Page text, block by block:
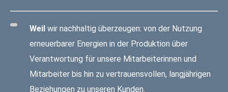
Weilwir nachhaltig überzeugen: von der Nutzung
erneuerbarer Energien in der Produktion über
Verantwortung für unsere Mitarbeiterinnen und
Mitarbeiter bis hin zu vertrauensvollen, langjährigen
Beziehungen zu unseren Kunden.